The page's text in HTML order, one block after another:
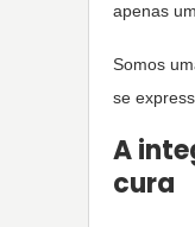
apenas
Somos
se
A
cura